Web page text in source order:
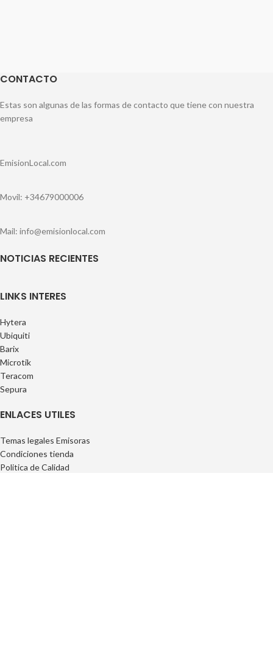
CONTACTO
Estas son algunas de las formas de contacto que tiene con nuestra
empresa
EmisionLocal.com
Movil: +34679000006
Mail: info@emisionlocal.com
NOTICIAS RECIENTES
LINKS INTERES
Hytera
Ubiquiti
Barix
Microtik
Teracom
Sepura
ENLACES UTILES
Temas legales Emisoras
Condiciones tienda
Politica de Calidad